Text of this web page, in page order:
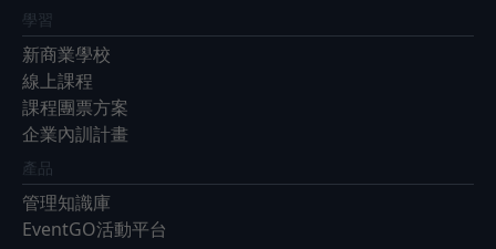
學習
新商業學校
線上課程
課程團票方案
企業內訓計畫
產品
管理知識庫
EventGO活動平台